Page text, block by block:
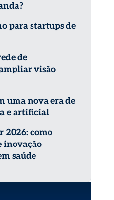
para startups de
de
visão
uma nova era de
e artificial
2026: como
inovação
saúde